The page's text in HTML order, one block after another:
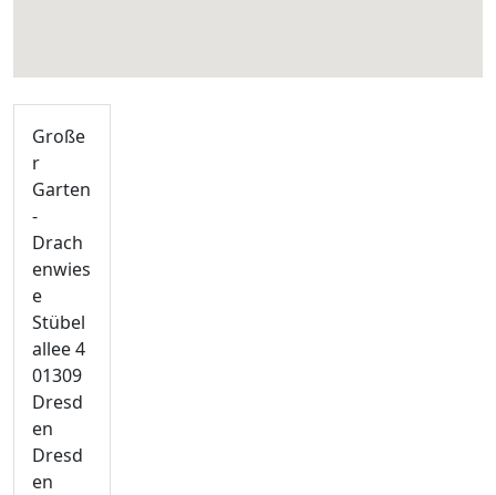
Große
r
Garten
-
Drach
enwies
e
Stübel
allee 4
01309
Dresd
en
Dresd
en